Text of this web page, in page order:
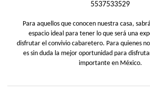
5537533529
Para aquellos que conocen nuestra casa,
espacio ideal para tener lo que será una
disfrutar el convivio cabaretero. Para quienes
es sin duda la mejor oportunidad para
importante en México.